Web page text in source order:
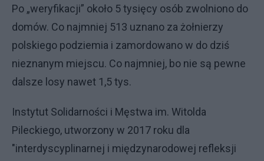
Po „weryfikacji” około 5 tysięcy osób zwolniono do
domów. Co najmniej 513 uznano za żołnierzy
polskiego podziemia i zamordowano w do dziś
nieznanym miejscu. Co najmniej, bo nie są pewne
dalsze losy nawet 1,5 tys.
Instytut Solidarności i Męstwa im. Witolda
Pileckiego, utworzony w 2017 roku dla
"interdyscyplinarnej i międzynarodowej refleksji